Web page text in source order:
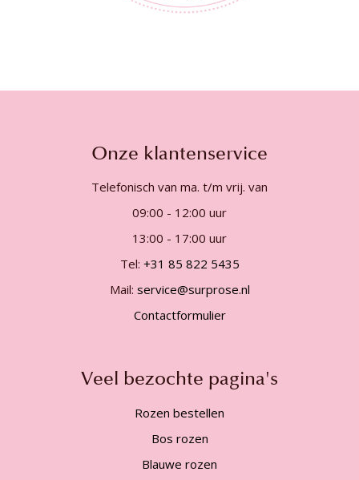
Onze klantenservice
Telefonisch van ma. t/m vrij. van
09:00 - 12:00 uur
13:00 - 17:00 uur
Tel: +31 85 822 5435
Mail: service@surprose.nl
Contactformulier
Veel bezochte pagina's
Rozen bestellen
Bos rozen
Blauwe rozen